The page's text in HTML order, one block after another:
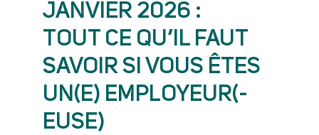
JANVIER 2026 :
TOUT CE QU’IL FAUT
SAVOIR SI VOUS ÊTES
UN(E) EMPLOYEUR(-
EUSE)